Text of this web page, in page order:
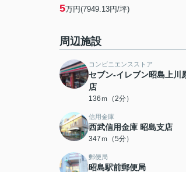
5万円(7949.13円/坪)
周辺施設
コンビニエンスストア
セブン-イレブン昭島上川
店
136ｍ（2分）
信用金庫
西武信用金庫 昭島支店
347ｍ（5分）
郵便局
昭島駅前郵便局